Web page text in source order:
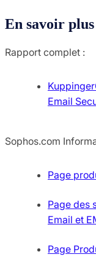
En savoir plus
Rapport complet :
Email
Sophos.com
Page
Page des
Email et
Page